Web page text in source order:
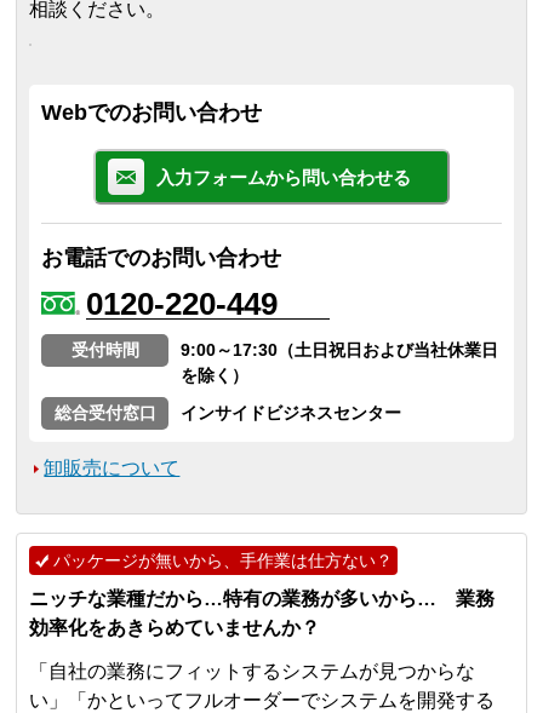
相談ください。
Webでのお問い合わせ
入力フォームから問い合わせる
お電話でのお問い合わせ
0120-220-449
受付時間
9:00～17:30（土日祝日および当社休業日
を除く）
総合受付窓口
インサイドビジネスセンター
卸販売について
パッケージが無いから、手作業は仕方ない？
ニッチな業種だから…特有の業務が多いから… 業務
効率化をあきらめていませんか？
「自社の業務にフィットするシステムが見つからな
い」「かといってフルオーダーでシステムを開発する